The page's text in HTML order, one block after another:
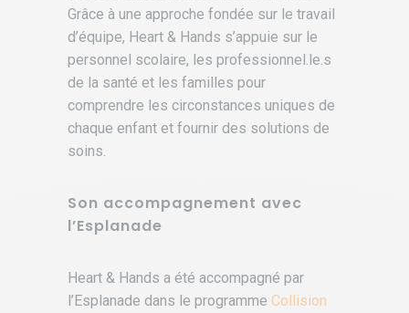
Grâce à une approche fondée sur le travail
d’équipe, Heart & Hands s’appuie sur le
personnel scolaire, les professionnel.le.s
de la santé et les familles pour
comprendre les circonstances uniques de
chaque enfant et fournir des solutions de
soins.
Son accompagnement avec
l’Esplanade
Heart & Hands a été accompagné par
l’Esplanade dans le programme Collision